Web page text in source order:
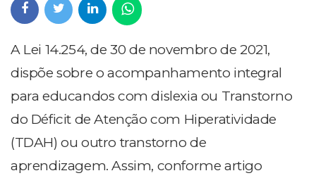
A Lei 14.254, de 30 de novembro de 2021,
dispõe sobre o acompanhamento integral
para educandos com dislexia ou Transtorno
do Déficit de Atenção com Hiperatividade
(TDAH) ou outro transtorno de
aprendizagem. Assim, conforme artigo